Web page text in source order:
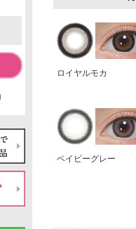
ロイヤルモカ
ベイビーグレー